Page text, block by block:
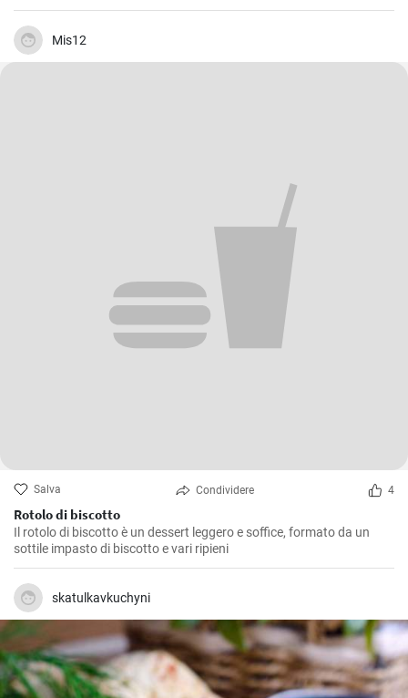
Mis12
Salva Condividere 4
Rotolo di biscotto
Il rotolo di biscotto è un dessert leggero e soffice, formato da un
sottile impasto di biscotto e vari ripieni
skatulkavkuchyni